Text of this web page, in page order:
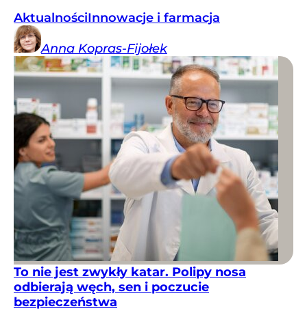
AktualnościInnowacje i farmacja
Anna Kopras-Fijołek
To nie jest zwykły katar. Polipy nosa
odbierają węch, sen i poczucie
bezpieczeństwa